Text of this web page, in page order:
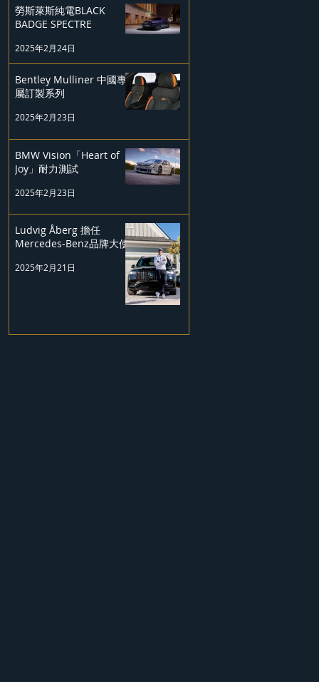
勞斯萊斯純電BLACK
BADGE SPECTRE
2025年2月24日
Bentley Mulliner 中國專
屬訂製系列
2025年2月23日
BMW Vision「Heart of
Joy」耐力測試
2025年2月23日
Ludvig Åberg 擔任
Mercedes-Benz品牌大使
2025年2月21日